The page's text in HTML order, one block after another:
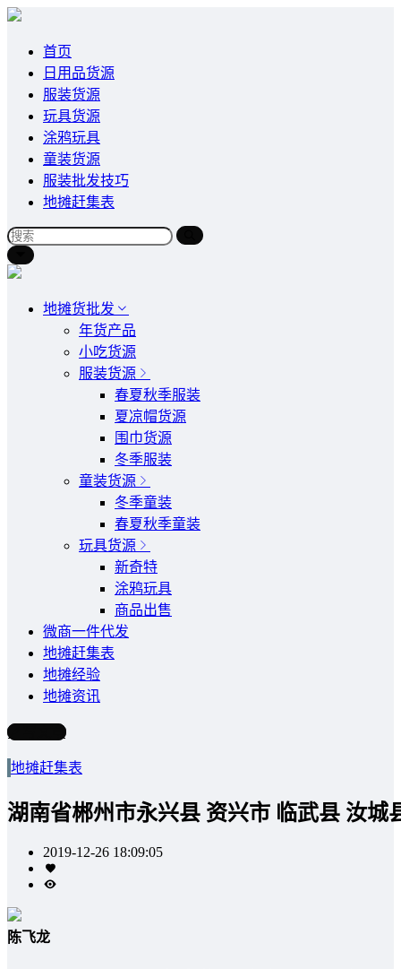
首页
日用品货源
服装货源
玩具货源
涂鸦玩具
童装货源
服装批发技巧
地摊赶集表
地摊货批发
年货产品
小吃货源
服装货源
春夏秋季服装
夏凉帽货源
围巾货源
冬季服装
童装货源
冬季童装
春夏秋季童装
玩具货源
新奇特
涂鸦玩具
商品出售
微商一件代发
地摊赶集表
地摊经验
地摊资讯
写文章
地摊赶集表
湖南省郴州市永兴县 资兴市 临武县 汝城
2019-12-26 18:09:05
陈飞龙